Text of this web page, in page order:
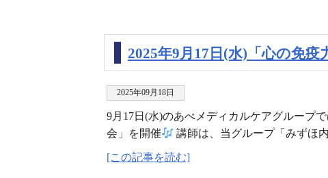
2025年9月17日(水)「心の免
2025年09月18日
9月17日(水)のあべメディカルケアグループ
会」を開催
講師は、当グループ「みずほ
[この記事を読む]